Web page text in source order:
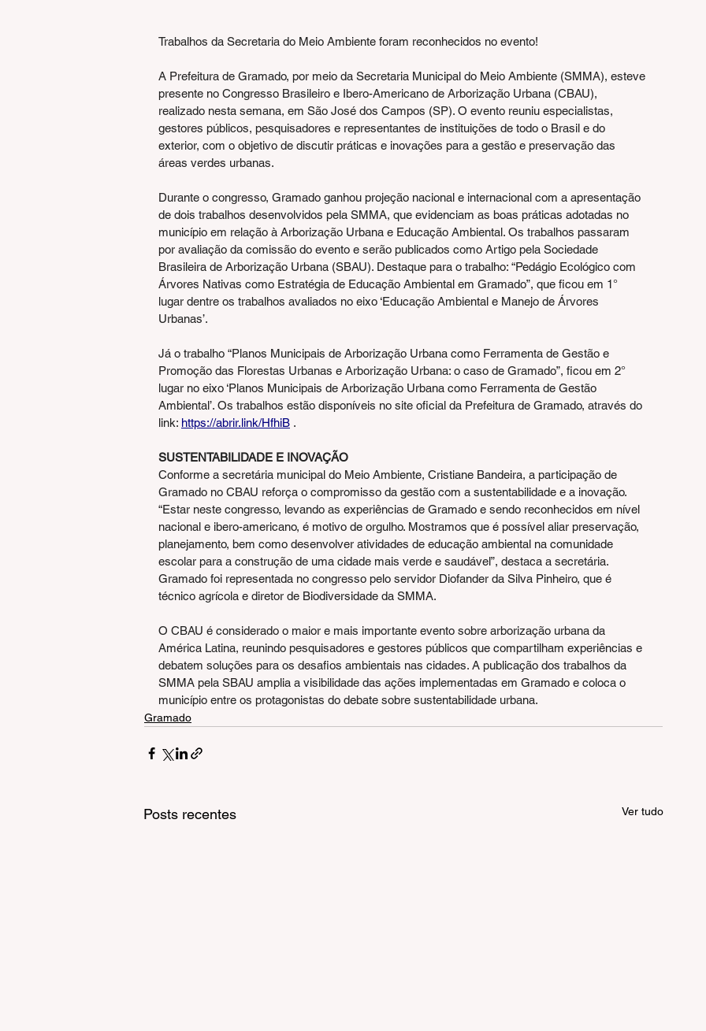
Trabalhos da Secretaria do Meio Ambiente foram reconhecidos no evento!
A Prefeitura de Gramado, por meio da Secretaria Municipal do Meio Ambiente (SMMA), esteve
presente no Congresso Brasileiro e Ibero-Americano de Arborização Urbana (CBAU),
realizado nesta semana, em São José dos Campos (SP). O evento reuniu especialistas,
gestores públicos, pesquisadores e representantes de instituições de todo o Brasil e do
exterior, com o objetivo de discutir práticas e inovações para a gestão e preservação das
áreas verdes urbanas.
Durante o congresso, Gramado ganhou projeção nacional e internacional com a apresentação
de dois trabalhos desenvolvidos pela SMMA, que evidenciam as boas práticas adotadas no
município em relação à Arborização Urbana e Educação Ambiental. Os trabalhos passaram
por avaliação da comissão do evento e serão publicados como Artigo pela Sociedade
Brasileira de Arborização Urbana (SBAU). Destaque para o trabalho: “Pedágio Ecológico com
Árvores Nativas como Estratégia de Educação Ambiental em Gramado”, que ficou em 1°
lugar dentre os trabalhos avaliados no eixo ‘Educação Ambiental e Manejo de Árvores
Urbanas’.
Já o trabalho “Planos Municipais de Arborização Urbana como Ferramenta de Gestão e
Promoção das Florestas Urbanas e Arborização Urbana: o caso de Gramado”, ficou em 2°
lugar no eixo ‘Planos Municipais de Arborização Urbana como Ferramenta de Gestão
Ambiental’. Os trabalhos estão disponíveis no site oficial da Prefeitura de Gramado, através do
link: https://abrir.link/HfhiB .
SUSTENTABILIDADE E INOVAÇÃO
Conforme a secretária municipal do Meio Ambiente, Cristiane Bandeira, a participação de
Gramado no CBAU reforça o compromisso da gestão com a sustentabilidade e a inovação.
“Estar neste congresso, levando as experiências de Gramado e sendo reconhecidos em nível
nacional e ibero-americano, é motivo de orgulho. Mostramos que é possível aliar preservação,
planejamento, bem como desenvolver atividades de educação ambiental na comunidade
escolar para a construção de uma cidade mais verde e saudável”, destaca a secretária.
Gramado foi representada no congresso pelo servidor Diofander da Silva Pinheiro, que é
técnico agrícola e diretor de Biodiversidade da SMMA.
O CBAU é considerado o maior e mais importante evento sobre arborização urbana da
América Latina, reunindo pesquisadores e gestores públicos que compartilham experiências e
debatem soluções para os desafios ambientais nas cidades. A publicação dos trabalhos da
SMMA pela SBAU amplia a visibilidade das ações implementadas em Gramado e coloca o
município entre os protagonistas do debate sobre sustentabilidade urbana.
Gramado
Posts recentes Ver tudo